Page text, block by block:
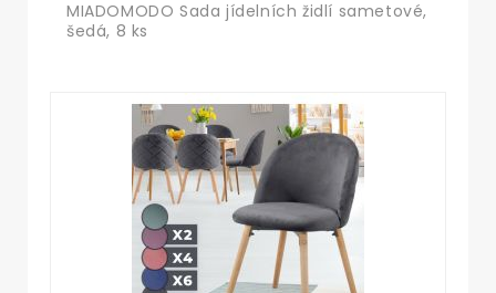
MIADOMODO Sada jídelních židlí sametové,
šedá, 8 ks